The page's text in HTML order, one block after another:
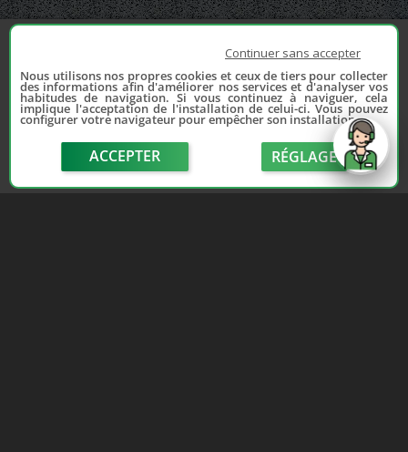
Continuer sans accepter
Nous utilisons nos propres cookies et ceux de tiers pour collecter
des informations afin d'améliorer nos services et d'analyser vos
habitudes de navigation. Si vous continuez à naviguer, cela
implique l'acceptation de l'installation de celui-ci. Vous pouvez
configurer votre navigateur pour empêcher son installation.
ACCEPTER RÉGLAGE